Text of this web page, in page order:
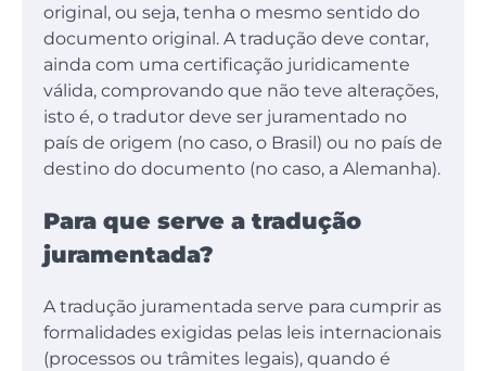
original, ou seja, tenha o mesmo sentido do
documento original. A tradução deve contar,
ainda com uma certificação juridicamente
válida, comprovando que não teve alterações,
isto é, o tradutor deve ser juramentado no
país de origem (no caso, o Brasil) ou no país de
destino do documento (no caso, a Alemanha).
Para que serve a tradução
juramentada?
A tradução juramentada serve para cumprir as
formalidades exigidas pelas leis internacionais
(processos ou trâmites legais), quando é